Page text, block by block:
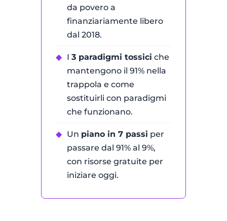
da povero a
finanziariamente libero
dal 2018.
◆ I 3 paradigmi tossici che
mantengono il 91% nella
trappola e come
sostituirli con paradigmi
che funzionano.
◆ Un piano in 7 passi per
passare dal 91% al 9%,
con risorse gratuite per
iniziare oggi.